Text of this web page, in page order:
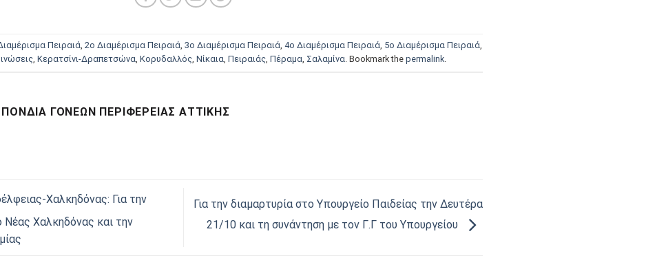
Πειραιά, 2ο Διαμέρισμα Πειραιά, 3ο Διαμέρισμα Πειραιά, 4ο Διαμέρισμα Πειραιά, 5ο Διαμέρισμα Πειραιά,
, Κερατσίνι-Δραπετσώνα, Κορυδαλλός, Νίκαια, Πειραιάς, Πέραμα, Σαλαμίνα. Bookmark the permalink.
ΓΟΝΈΩΝ ΠΕΡΙΦΈΡΕΙΑΣ ΑΤΤΙΚΉΣ
Χαλκηδόνας: Για την
Νέας Χαλκηδόνας και την
Για την διαμαρτυρία στο Υπουργείο Παιδείας την Δευτέρα
21/10 και τη συνάντηση με τον Γ.Γ του Υπουργείου